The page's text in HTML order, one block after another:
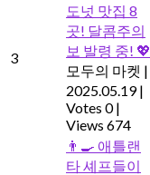
3
도넛 맛집 8
곳! 달콤주의
보 발령 중! 💖
모두의 마켓 |
2025.05.19 |
Votes 0 |
Views 674
👨‍🍳 애틀랜
타 셰프들이